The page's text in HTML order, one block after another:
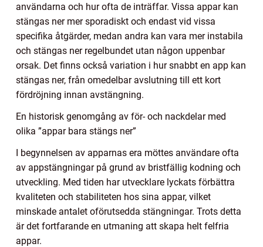
användarna och hur ofta de inträffar. Vissa appar kan
stängas ner mer sporadiskt och endast vid vissa
specifika åtgärder, medan andra kan vara mer instabila
och stängas ner regelbundet utan någon uppenbar
orsak. Det finns också variation i hur snabbt en app kan
stängas ner, från omedelbar avslutning till ett kort
fördröjning innan avstängning.
En historisk genomgång av för- och nackdelar med
olika ”appar bara stängs ner”
I begynnelsen av apparnas era möttes användare ofta
av appstängningar på grund av bristfällig kodning och
utveckling. Med tiden har utvecklare lyckats förbättra
kvaliteten och stabiliteten hos sina appar, vilket
minskade antalet oförutsedda stängningar. Trots detta
är det fortfarande en utmaning att skapa helt felfria
appar.